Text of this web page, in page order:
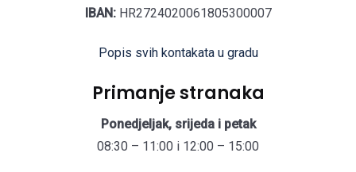
IBAN:HR2724020061805300007
Popis svih kontakata u gradu
Primanje stranaka
Ponedjeljak, srijeda i petak
08:30 – 11:00 i 12:00 – 15:00